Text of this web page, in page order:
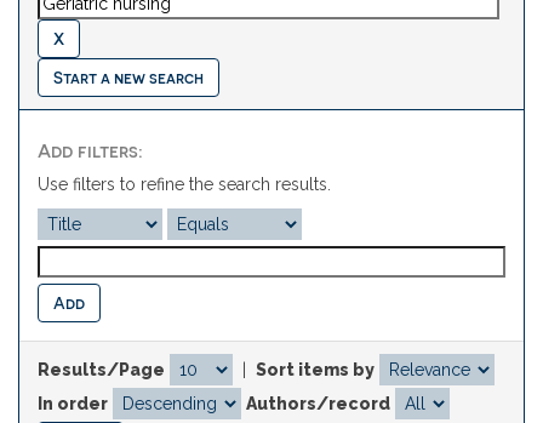
Start a new search
Add filters:
Use filters to refine the search results.
Results/Page
Sort items by
In order
Authors/record